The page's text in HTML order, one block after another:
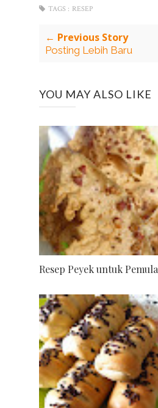
TAGS : RESEP
← Previous Story
Posting Lebih Baru
YOU MAY ALSO LIKE
Resep Peyek untuk Pemula